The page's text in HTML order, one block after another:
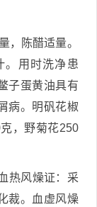
，陈醋适量。
。用时洗净患
子蛋黄油具有
病。明矾花椒
，野菊花250
热风燥证：采
裁。血虚风燥